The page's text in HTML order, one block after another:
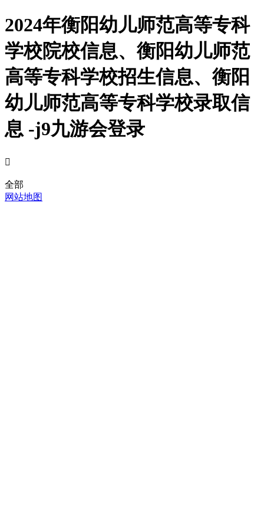
2024年衡阳幼儿师范高等专科
学校院校信息、衡阳幼儿师范
高等专科学校招生信息、衡阳
幼儿师范高等专科学校录取信
息 -j9九游会登录

全部
网站地图